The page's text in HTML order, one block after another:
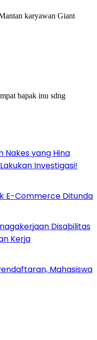
karyawan Giant
bapak inu sdng
Nakes yang Hina
Investigasi!
E-Commerce Ditunda
Disabilitas
Kerja
Mahasiswa